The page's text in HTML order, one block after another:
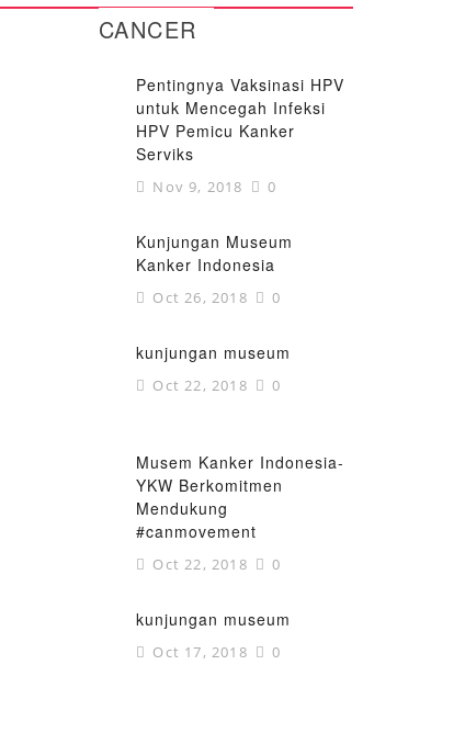
CANCER
Pentingnya Vaksinasi HPV
untuk Mencegah Infeksi
HPV Pemicu Kanker
Serviks
Nov 9, 2018 0
Kunjungan Museum
Kanker Indonesia
Oct 26, 2018 0
kunjungan museum
Oct 22, 2018 0
Musem Kanker Indonesia-
YKW Berkomitmen
Mendukung
#canmovement
Oct 22, 2018 0
kunjungan museum
Oct 17, 2018 0